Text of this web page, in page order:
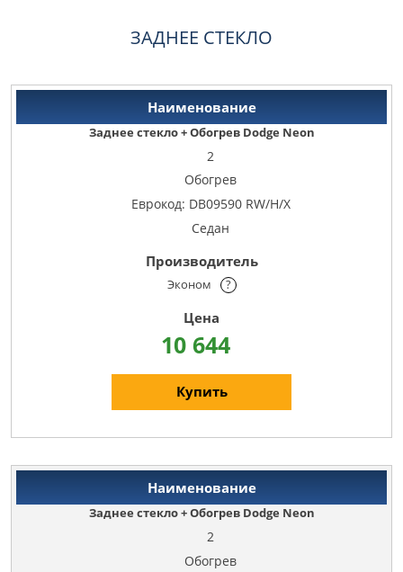
ЗАДНЕЕ СТЕКЛО
Заднее стекло + Обогрев Dodge Neon
2
Обогрев
Еврокод: DB09590 RW/H/X
Седан
Эконом ?
10 644
Купить
Заднее стекло + Обогрев Dodge Neon
2
Обогрев